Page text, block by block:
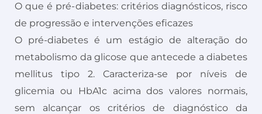
O que é pré-diabetes: critérios diagnósticos, risco
de progressão e intervenções eficazes
O pré-diabetes é um estágio de alteração do
metabolismo da glicose que antecede a diabetes
mellitus tipo 2. Caracteriza-se por níveis de
glicemia ou HbA1c acima dos valores normais,
sem alcançar os critérios de diagnóstico da